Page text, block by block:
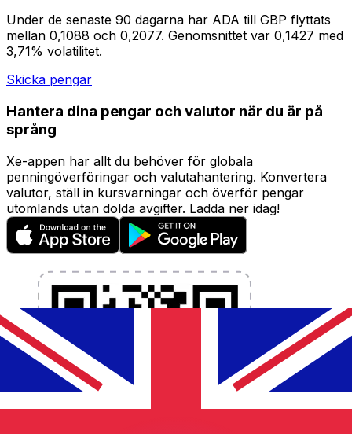
Under de senaste 90 dagarna har ADA till GBP flyttats
mellan 0,1088 och 0,2077. Genomsnittet var 0,1427 med
3,71% volatilitet.
Skicka pengar
Hantera dina pengar och valutor när du är på
språng
Xe-appen har allt du behöver för globala
penningöverföringar och valutahantering. Konvertera
valutor, ställ in kursvarningar och överför pengar
utomlands utan dolda avgifter. Ladda ner idag!